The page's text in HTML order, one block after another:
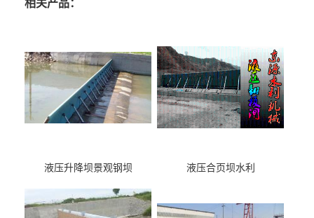
相关产品：
液压升降坝景观钢坝 液压合页坝水利